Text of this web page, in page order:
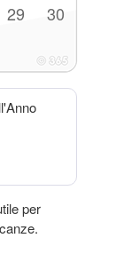
29 30
per